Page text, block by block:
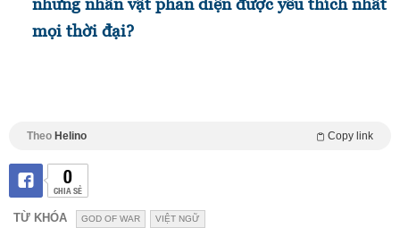
mọi thời đại?
Theo Helino Copy link
0
CHIA SẺ
TỪ KHÓA GOD OF WAR VIỆT NGỮ